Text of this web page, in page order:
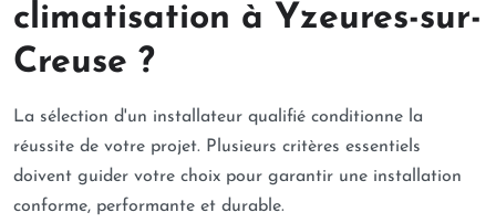
climatisation à Yzeures-sur-
Creuse ?
La sélection d'un installateur qualifié conditionne la
réussite de votre projet. Plusieurs critères essentiels
doivent guider votre choix pour garantir une installation
conforme, performante et durable.